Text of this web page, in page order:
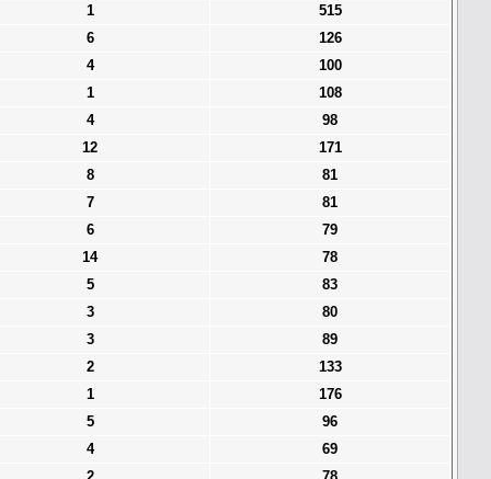
1
515
6
126
4
100
1
108
4
98
12
171
8
81
7
81
6
79
14
78
5
83
3
80
3
89
2
133
1
176
5
96
4
69